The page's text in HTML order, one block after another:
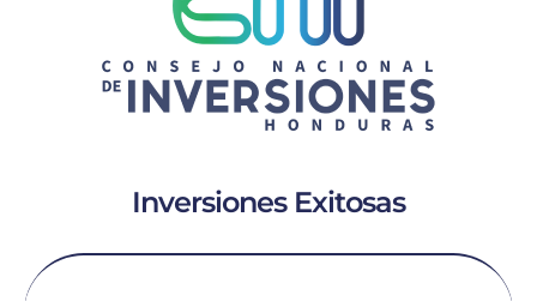
Inversiones Exitosas